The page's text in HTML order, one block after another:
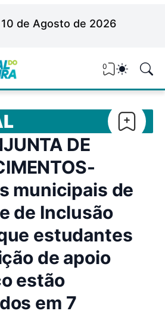
10 de Agosto de 2026
0
DE
municipais de
de Inclusão
estudantes
de apoio
estão
em 7